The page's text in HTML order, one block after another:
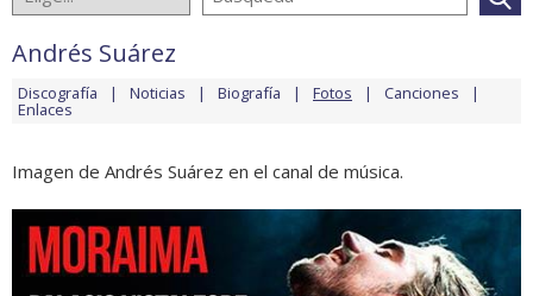
Andrés Suárez
Discografía Noticias Biografía Fotos Canciones
Enlaces
Imagen de Andrés Suárez en el canal de música.